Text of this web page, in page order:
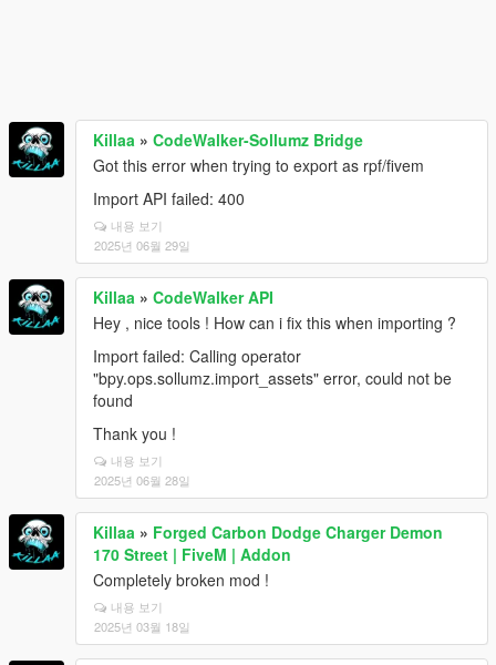
Killaa » CodeWalker-Sollumz Bridge
Got this error when trying to export as rpf/fivem
Import API failed: 400
내용 보기
2025년 06월 29일
Killaa » CodeWalker API
Hey , nice tools ! How can i fix this when importing ?
Import failed: Calling operator
"bpy.ops.sollumz.import_assets" error, could not be
found
Thank you !
내용 보기
2025년 06월 28일
Killaa » Forged Carbon Dodge Charger Demon
170 Street | FiveM | Addon
Completely broken mod !
내용 보기
2025년 03월 18일